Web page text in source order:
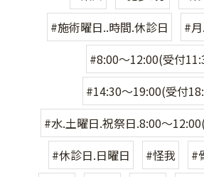
#施術曜日..時間.休診日
#
#8:00〜12:00(受付
#14:30〜19:00(受付
#水.土曜日.祝祭日.8:00〜
#休診日.日曜日
#怪我 #